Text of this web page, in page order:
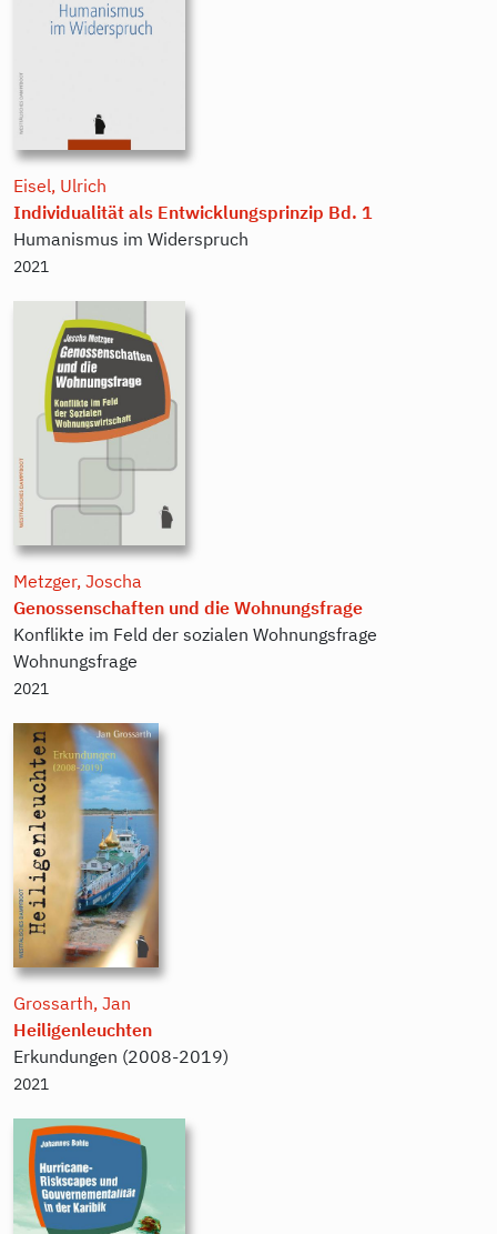
Eisel, Ulrich
Individualität als Entwicklungsprinzip Bd. 1
Humanismus im Widerspruch
2021
Metzger, Joscha
Genossenschaften und die Wohnungsfrage
Konflikte im Feld der sozialen Wohnungsfrage
Wohnungsfrage
2021
Grossarth, Jan
Heiligenleuchten
Erkundungen (2008-2019)
2021